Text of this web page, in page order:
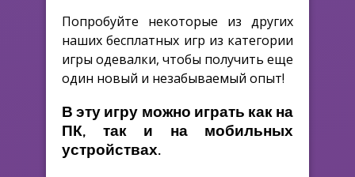
Попробуйте некоторые из других
наших бесплатных игр из категории
игры одевалки, чтобы получить еще
один новый и незабываемый опыт!
В эту игру можно играть как на
ПК, так и на мобильных
устройствах.